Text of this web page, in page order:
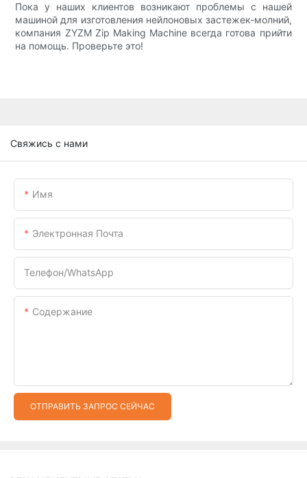
Пока у наших клиентов возникают проблемы с нашей
машиной для изготовления нейлоновых застежек-молний,
компания ZYZM Zip Making Machine всегда готова прийти
на помощь. Проверьте это!
Свяжись с нами
Имя
Электронная Почта
Телефон/WhatsApp
Содержание
ОТПРАВИТЬ ЗАПРОС СЕЙЧАС